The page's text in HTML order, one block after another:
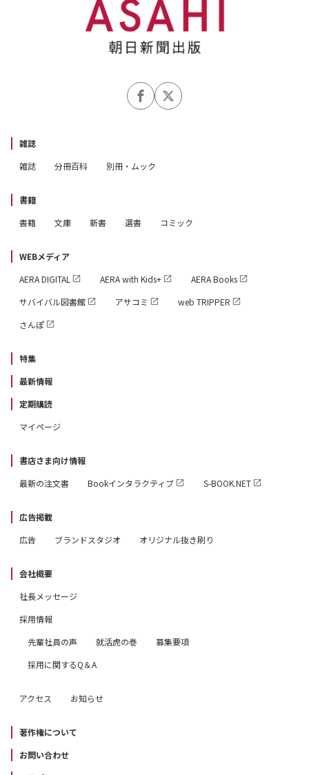
雑誌
雑誌
分冊百科 別冊・ムック
書籍
書籍
文庫 新書 選書 コミック
WEBメディア
AERA DIGITAL
AERA with Kids+
AERA Books
サバイバル図書館
アサコミ
web TRIPPER
さんぽ
特集
最新情報
定期購読
マイページ
書店さま向け情報
最新の注文書
Bookインタラクティブ S-BOOK.NET
広告掲載
広告
ブランドスタジオ オリジナル抜き刷り
会社概要
社長メッセージ
採用情報
先輩社員の声
就活虎の巻
募集要項
採用に関するQ＆A
アクセス お知らせ
著作権について
お問い合わせ